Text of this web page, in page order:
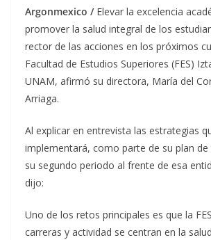
Argonmexico / Elevar la excelencia
promover la salud integral de los
rector de las acciones en los próximos
Facultad de Estudios Superiores (FES)
UNAM, afirmó su directora, María del
Arriaga.
Al explicar en entrevista las estrategias
implementará, como parte de su plan
su segundo periodo al frente de esa
dijo:
Uno de los retos principales es que la
carreras y actividad se centran en la